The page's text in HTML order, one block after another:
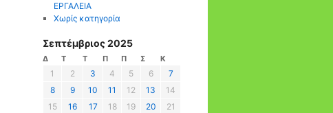
ΕΡΓΑΛΕΙΑ
Χωρίς κατηγορία
Σεπτέμβριος 2025
Δ Τ Τ Π Π Σ Κ
1 2 3 4 5 6
7
8
9 10 11 12 13
14
15
16 17 18 19 20
21